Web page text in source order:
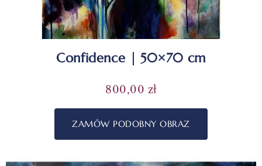
Confidence | 50×70 cm
800,00 zł
ZAMÓW PODOBNY OBRAZ